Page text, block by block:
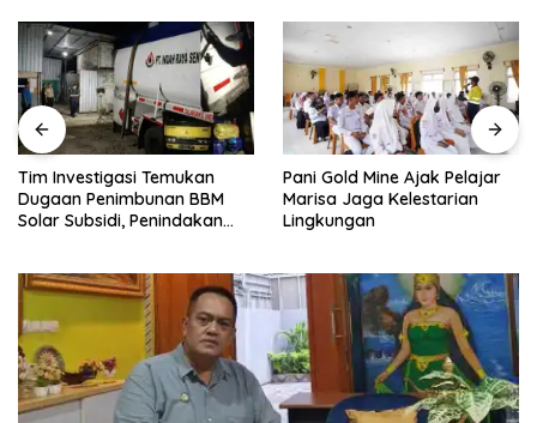
Tim Investigasi Temukan
Dugaan Penimbunan BBM
Solar Subsidi, Penindakan
Pani Gold Mine Ajak Pelajar
Marisa Jaga Kelestarian
Lingkungan